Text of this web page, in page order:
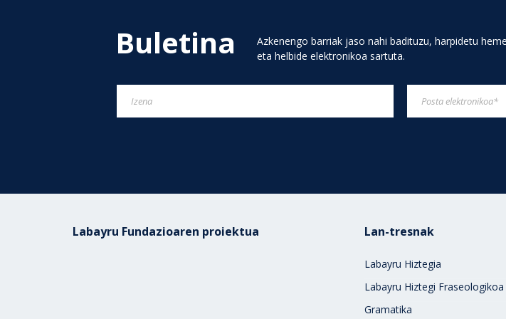
Buletina
Azkenengo barriak jaso nahi badituzu, harpidetu
eta helbide elektronikoa sartuta.
Labayru Fundazioaren proiektua Lan-tresnak
Labayru Hiztegia
Labayru Hiztegi Fraseologikoa
Gramatika